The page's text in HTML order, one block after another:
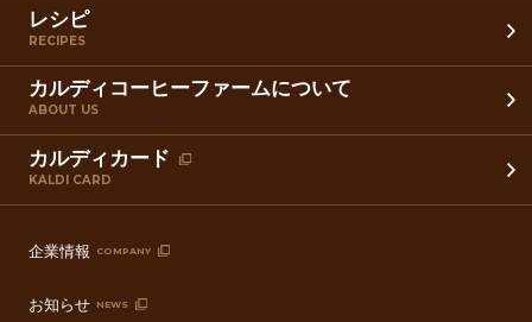
レシピ
RECIPES
カルディコーヒーファームについて
ABOUT US
カルディカード
KALDI CARD
企業情報 COMPANY
お知らせ NEWS